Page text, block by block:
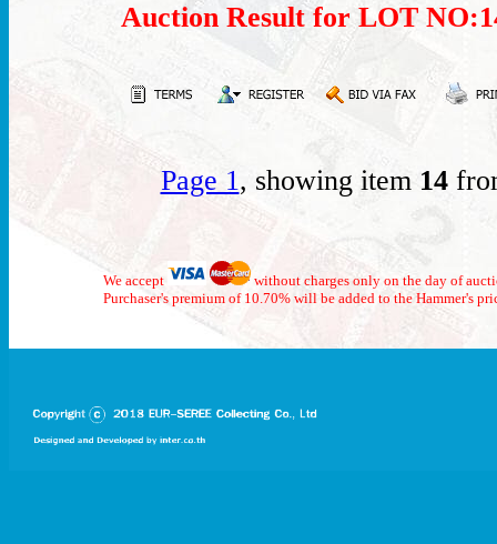
Auction Result for LOT
Page 1, showing item 14
We accept
without charges only on the day of
Purchaser's premium of 10.70% will be added to the Hammer's